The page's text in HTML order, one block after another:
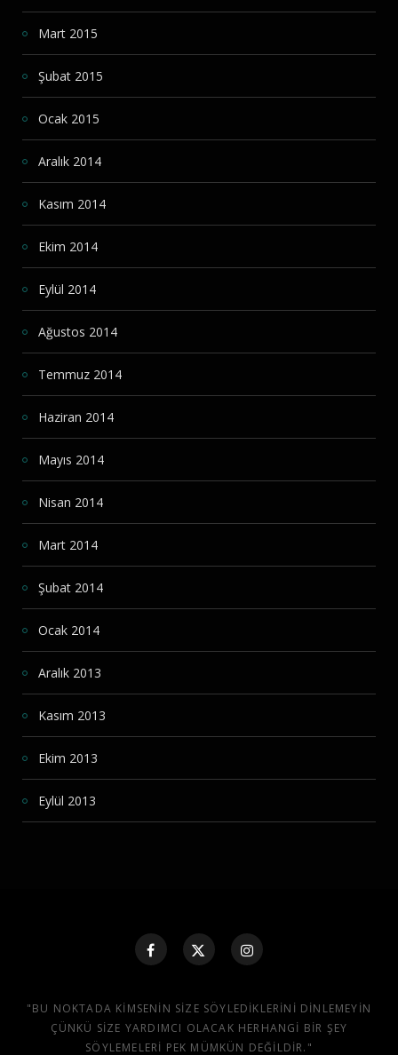
Mart 2015
Şubat 2015
Ocak 2015
Aralık 2014
Kasım 2014
Ekim 2014
Eylül 2014
Ağustos 2014
Temmuz 2014
Haziran 2014
Mayıs 2014
Nisan 2014
Mart 2014
Şubat 2014
Ocak 2014
Aralık 2013
Kasım 2013
Ekim 2013
Eylül 2013
"BU NOKTADA KIMSENIN SIZE SÖYLEDIKLERINI DINLEMEYIN
ÇÜNKÜ SIZE YARDIMCI OLACAK HERHANGI BIR ŞEY
SÖYLEMELERI PEK MÜMKÜN DEĞILDIR."